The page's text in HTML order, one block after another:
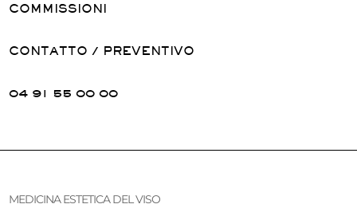
COMMISSIONI
CONTATTO / PREVENTIVO
04 91 55 00 00
MEDICINA ESTETICA DEL VISO